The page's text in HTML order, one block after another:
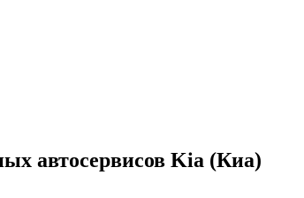
автосервисов Kia (Киа)